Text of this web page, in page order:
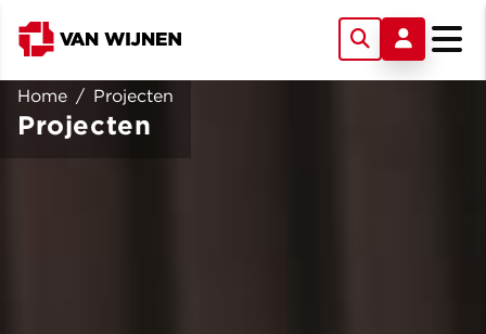
Home / Projecten
Projecten